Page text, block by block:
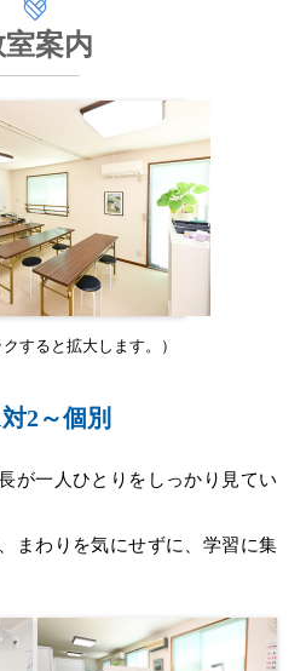
案内
クすると拡大します。）
2～個別
が一人ひとりをしっかり見てい
まわりを気にせずに、学習に集